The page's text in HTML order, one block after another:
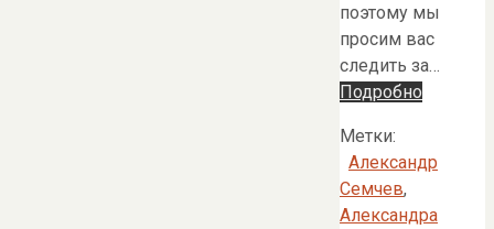
поэтому мы
просим вас
следить за…
Подробно
Метки:
Александр
Семчев,
Александра